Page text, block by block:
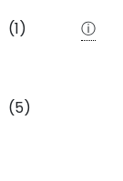
(1)
ⓘ
(5)